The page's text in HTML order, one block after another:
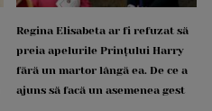
Regina Elisabeta ar fi refuzat să
preia apelurile Prințului Harry
fără un martor lângă ea. De ce a
ajuns să facă un asemenea gest